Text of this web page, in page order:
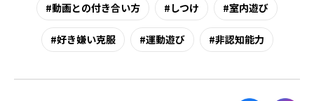
動画との付き合い方 しつけ 室内遊び
好き嫌い克服 運動遊び 非認知能力